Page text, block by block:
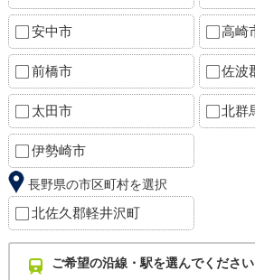
安中市 高崎
前橋市 佐波
太田市 北群
伊勢崎市
長野県の市区町村を選択
北佐久郡軽井沢町
ご希望の沿線・駅を選んでください